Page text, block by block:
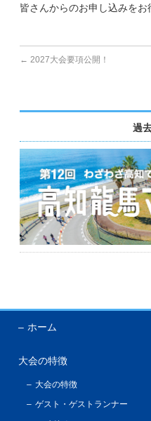
皆さんからのお申し込みをお
← 2027大会要項公開！
過
ホーム
大会の特徴
大会の特徴
ゲスト・ゲストランナー